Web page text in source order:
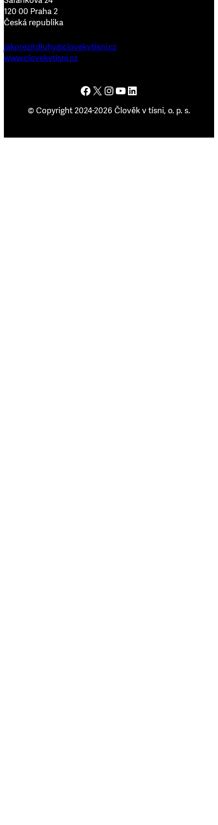
120 00 Praha 2
Česká republika
jakprezitdluhy@clovekvtisni.cz
www.clovekvtisni.cz
Člověk v tísni na Facebooku Člověk v tísni na platformě X Člověk v tísni na Instagramu Člověk v tísni na YouTube Člověk v tísni na LinkedInu
© Copyright 2024-2026 Člověk v tísni, o. p. s.